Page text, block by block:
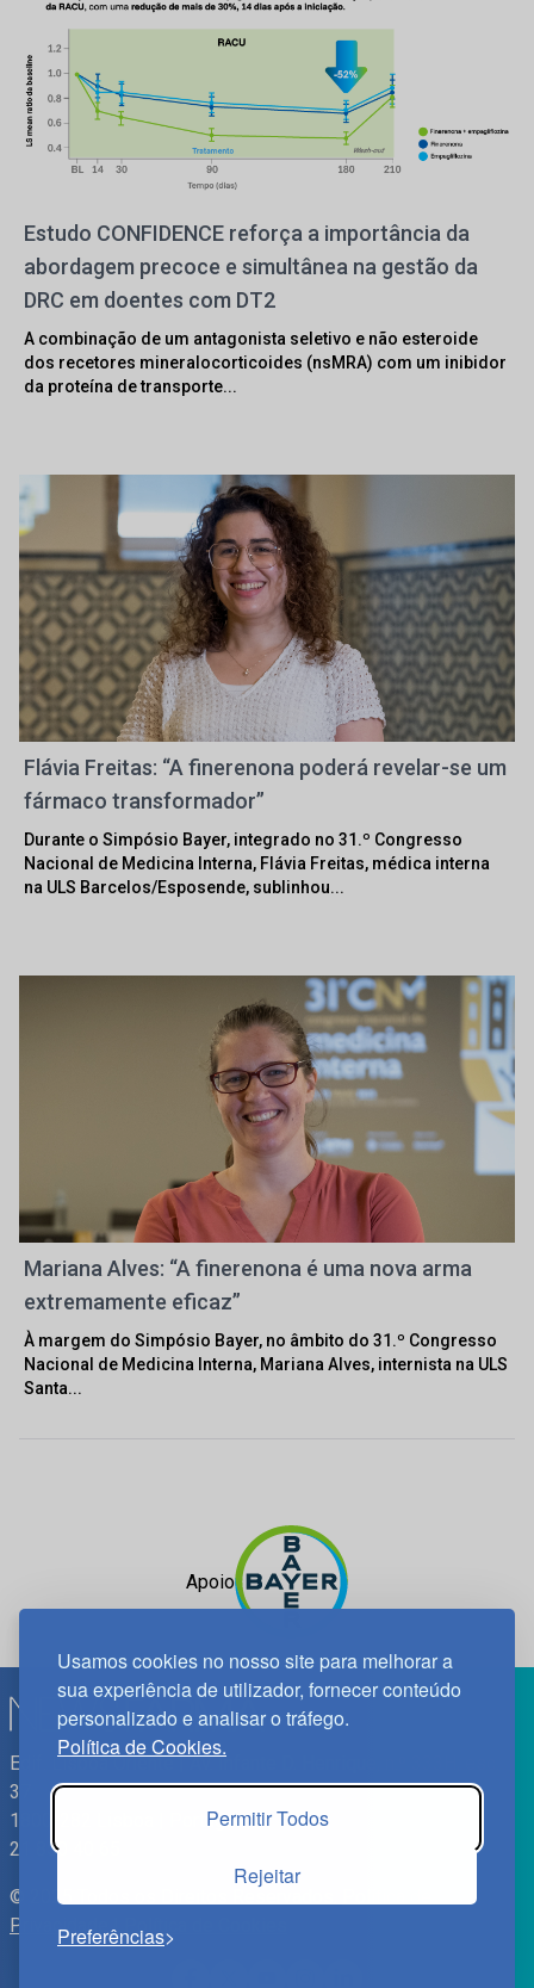
Usamos cookies no nosso site para melhorar a
sua experiência de utilizador, fornecer conteúdo
personalizado e analisar o tráfego.
Política de Cookies.
Permitir Todos
Rejeitar
Preferências
Estudo CONFIDENCE reforça a importância da
abordagem precoce e simultânea na gestão da
DRC em doentes com DT2
A combinação de um antagonista seletivo e não esteroide
dos recetores mineralocorticoides (nsMRA) com um inibidor
da proteína de transporte...
Flávia Freitas: “A finerenona poderá revelar-se um
fármaco transformador”
Durante o Simpósio Bayer, integrado no 31.º Congresso
Nacional de Medicina Interna, Flávia Freitas, médica interna
na ULS Barcelos/Esposende, sublinhou...
Mariana Alves: “A finerenona é uma nova arma
extremamente eficaz”
À margem do Simpósio Bayer, no âmbito do 31.º Congresso
Nacional de Medicina Interna, Mariana Alves, internista na ULS
Santa...
Apoio
Edif. Lisboa Oriente | Av. Infante D. Henrique, n.º 333H, esc.
37
1800-282 Lisboa | Portugal
21 850 40 65
© 2025 Todos os Direitos Reservados.
Privacidade
| Política de Cookies